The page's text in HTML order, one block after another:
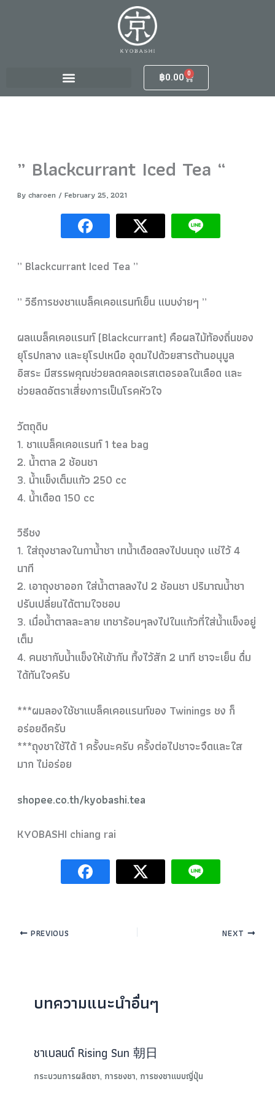
฿0.00 0
Cart
” Blackcurrant Iced Tea “
Bycharoen / February 25, 2021
” Blackcurrant Iced Tea ”
” วิธีการชงชาแบล็คเคอแรนท์เย็น แบบง่ายๆ ”
ผลแบล็คเคอแรนท์ (Blackcurrant) คือผลไม้ท้องถิ่นของ
ยุโรปกลาง และยุโรปเหนือ อุดมไปด้วยสารต้านอนุมูล
อิสระ มีสรรพคุณช่วยลดคลอเรสเตอรอลในเลือด และ
ช่วยลดอัตราเสี่ยงการเป็นโรคหัวใจ
วัตถุดิบ
1. ชาแบล็คเคอแรนท์ 1 tea bag
2. น้ำตาล 2 ช้อนชา
3. น้ำแข็งเต็มแก้ว 250 cc
4. น้ำเดือด 150 cc
วิธีชง
1. ใส่ถุงชาลงในกาน้ำชา เทน้ำเดือดลงไปบนถุง แช่ไว้ 4
นาที
2. เอาถุงชาออก ใส่น้ำตาลลงไป 2 ช้อนชา ปริมาณน้ำชา
ปรับเปลี่ยนได้ตามใจชอบ
3. เมื่อน้ำตาลละลาย เทชาร้อนๆลงไปในแก้วที่ใส่น้ำแข็งอยู่
เต็ม
4. คนชากับน้ำแข็งให้เข้ากัน ทิ้งไว้สัก 2 นาที ชาจะเย็น ดื่ม
ได้ทันใจครับ
***ผมลองใช้ชาแบล็คเคอแรนท์ของ Twinings ชง ก็
อร่อยดีครับ
***ถุงชาใช้ได้ 1 ครั้งนะครับ ครั้งต่อไปชาจะจืดและใส
มาก ไม่อร่อย
shopee.co.th/kyobashi.tea
KYOBASHI chiang rai
PREVIOUS NEXT
บทความแนะนำอื่นๆ
ชาเบลนด์ Rising Sun 朝日
กระบวนการผลิตชา, การชงชา, การชงชาแบบญี่ปุ่น